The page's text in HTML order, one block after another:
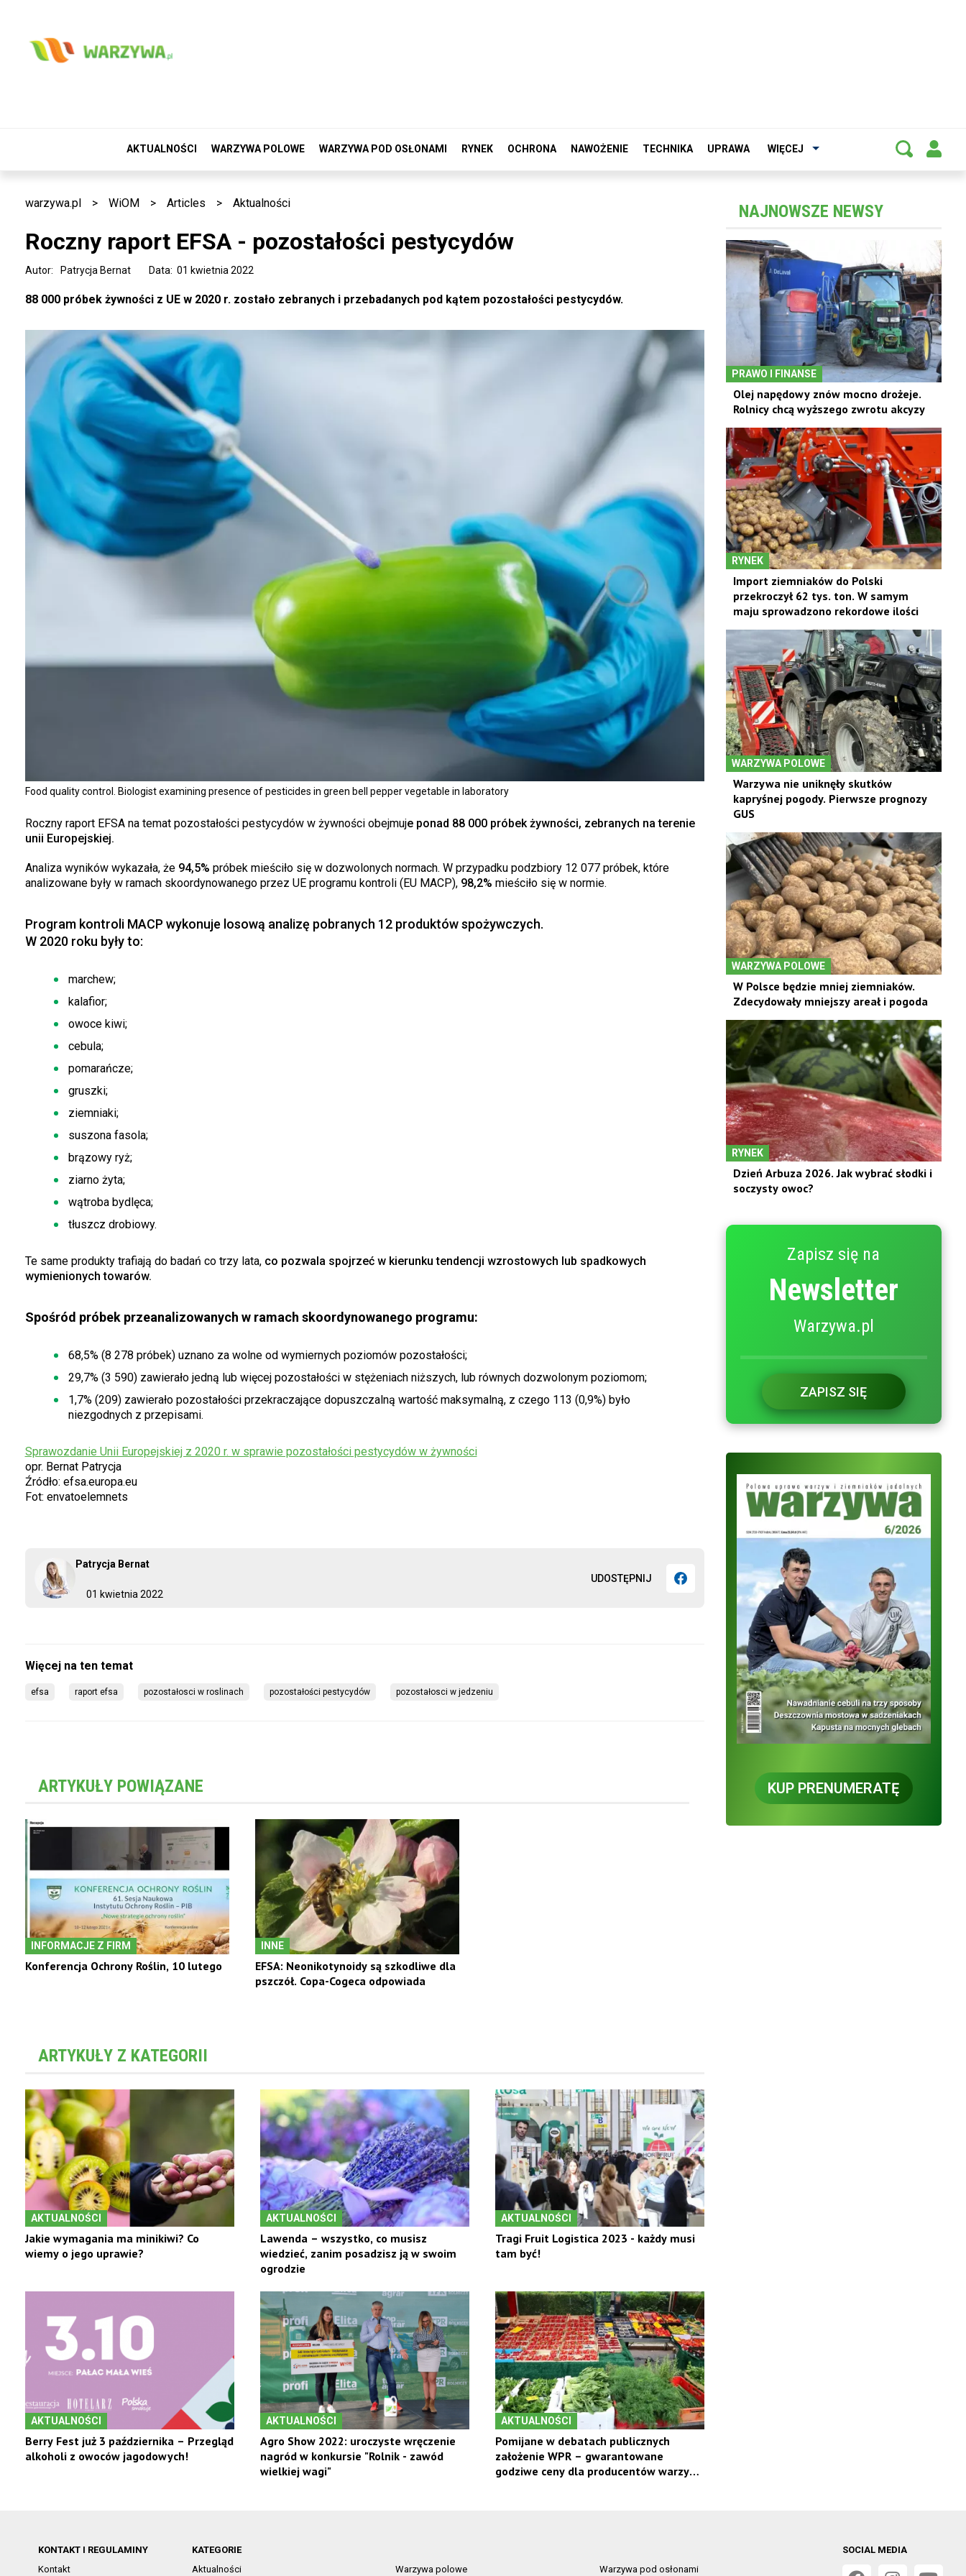
AKTUALNOŚCI WARZYWA POLOWE WARZYWA POD OSŁONAMI RYNEK OCHRONA NAWOŻENIE TECHNIKA UPRAWA WIĘCEJ
warzywa.pl > WiOM > Articles > Aktualności
Food quality control. Biologist examining presence of pesticides in green bell pepper vegetable in laboratory
Roczny raport EFSA - pozostałości pestycydów
Data: 01 kwietnia 2022
Autor: Patrycja Bernat
01 kwietnia 2022
Patrycja Bernat
UDOSTĘPNIJ
88 000 próbek żywności z UE w 2020 r. zostało zebranych i przebadanych pod kątem pozostałości pestycydów.
Roczny raport EFSA na temat pozostałości pestycydów w żywności obejmuje ponad 88 000 próbek żywności, zebranych na terenie
unii Europejskiej.
Analiza wyników wykazała, że 94,5% próbek mieściło się w dozwolonych normach. W przypadku podzbiory 12 077 próbek, które
analizowane były w ramach skoordynowanego przez UE programu kontroli (EU MACP), 98,2% mieściło się w normie.
Program kontroli MACP wykonuje losową analizę pobranych 12 produktów spożywczych.
W 2020 roku były to:
marchew;
kalafior;
owoce kiwi;
cebula;
pomarańcze;
gruszki;
ziemniaki;
suszona fasola;
brązowy ryż;
ziarno żyta;
wątroba bydlęca;
tłuszcz drobiowy.
Te same produkty trafiają do badań co trzy lata, co pozwala spojrzeć w kierunku tendencji wzrostowych lub spadkowych
wymienionych towarów.
Spośród próbek przeanalizowanych w ramach skoordynowanego programu:
68,5% (8 278 próbek) uznano za wolne od wymiernych poziomów pozostałości;
29,7% (3 590) zawierało jedną lub więcej pozostałości w stężeniach niższych, lub równych dozwolonym poziomom;
1,7% (209) zawierało pozostałości przekraczające dopuszczalną wartość maksymalną, z czego 113 (0,9%) było
niezgodnych z przepisami.
Sprawozdanie Unii Europejskiej z 2020 r. w sprawie pozostałości pestycydów w żywności
opr. Bernat Patrycja
Źródło: efsa.europa.eu
Fot: envatoelemnets
efsa raport efsa pozostałosci w roslinach pozostałości pestycydów pozostałosci w jedzeniu
ARTYKUŁY POWIĄZANE
INFORMACJE Z FIRM
Konferencja Ochrony Roślin, 10 lutego
INNE
EFSA: Neonikotynoidy są szkodliwe dla
pszczół. Copa-Cogeca odpowiada
ARTYKUŁY Z KATEGORII
AKTUALNOŚCI
Jakie wymagania ma minikiwi? Co
wiemy o jego uprawie?
AKTUALNOŚCI
Lawenda – wszystko, co musisz
wiedzieć, zanim posadzisz ją w swoim
ogrodzie
AKTUALNOŚCI
Tragi Fruit Logistica 2023 - każdy musi
tam być!
AKTUALNOŚCI
Berry Fest już 3 października – Przegląd
alkoholi z owoców jagodowych!
AKTUALNOŚCI
Agro Show 2022: uroczyste wręczenie
nagród w konkursie "Rolnik - zawód
wielkiej wagi"
AKTUALNOŚCI
Pomijane w debatach publicznych
założenie WPR – gwarantowane
godziwe ceny dla producentów warzyw i
NAJNOWSZE NEWSY
PRAWO I FINANSE
Olej napędowy znów mocno drożeje.
Rolnicy chcą wyższego zwrotu akcyzy
RYNEK
Import ziemniaków do Polski
przekroczył 62 tys. ton. W samym
maju sprowadzono rekordowe ilości
WARZYWA POLOWE
Warzywa nie uniknęły skutków
kapryśnej pogody. Pierwsze prognozy
GUS
WARZYWA POLOWE
W Polsce będzie mniej ziemniaków.
Zdecydowały mniejszy areał i pogoda
RYNEK
Dzień Arbuza 2026. Jak wybrać słodki i
soczysty owoc?
Zapisz się na
Newsletter
Warzywa.pl
ZAPISZ SIĘ
KUP PRENUMERATĘ
KONTAKT I REGULAMINY
Kontakt
KATEGORIE
Aktualności
Warzywa polowe Warzywa pod osłonami
SOCIAL MEDIA